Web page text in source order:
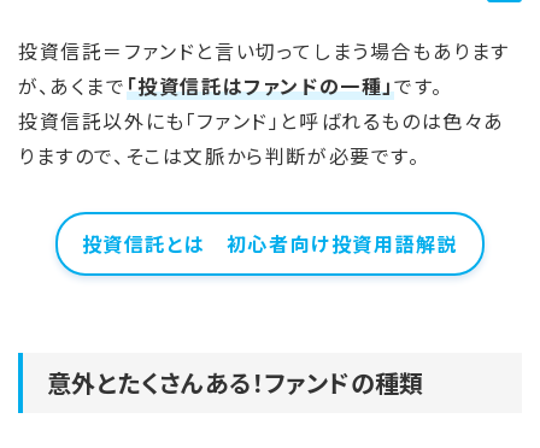
投資信託＝ファンドと言い切ってしまう場合もあります
が、あくまで「投資信託はファンドの一種」です。
投資信託以外にも「ファンド」と呼ばれるものは色々あ
りますので、そこは文脈から判断が必要です。
投資信託とは 初心者向け投資用語解説
意外とたくさんある！ファンドの種類